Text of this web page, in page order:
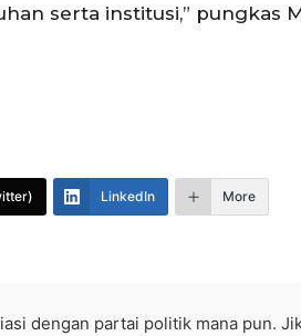
serta institusi,” pungkas
LinkedIn More
dengan partai politik mana pun.